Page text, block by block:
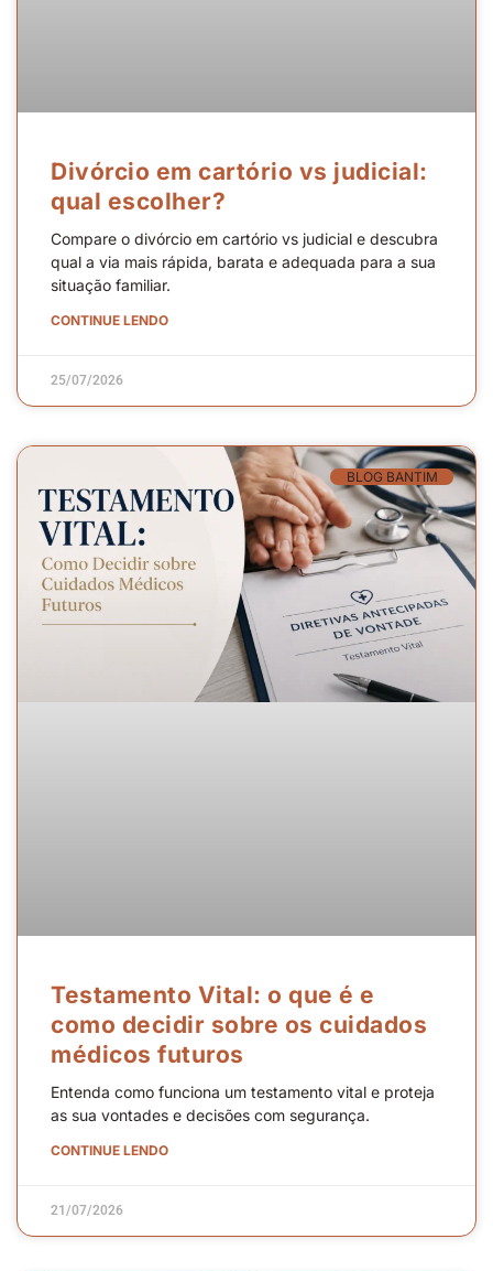
Divórcio em cartório vs judicial:
qual escolher?
Compare o divórcio em cartório vs judicial e descubra
qual a via mais rápida, barata e adequada para a sua
situação familiar.
CONTINUE LENDO
25/07/2026
BLOG BANTIM
Testamento Vital: o que é e
como decidir sobre os cuidados
médicos futuros
Entenda como funciona um testamento vital e proteja
as sua vontades e decisões com segurança.
CONTINUE LENDO
21/07/2026